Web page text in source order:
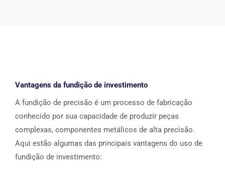
Vantagens da fundição de investimento
A fundição de precisão é um processo de fabricação
conhecido por sua capacidade de produzir peças
complexas, componentes metálicos de alta precisão.
Aqui estão algumas das principais vantagens do uso de
fundição de investimento: